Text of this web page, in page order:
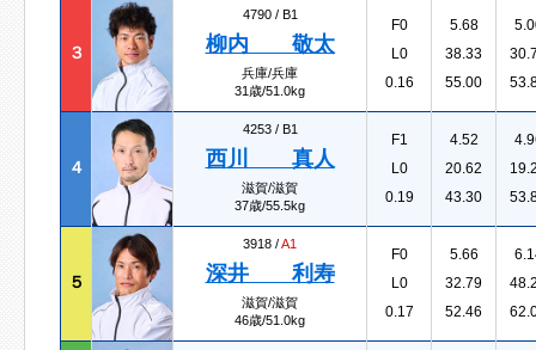
３
4790 / B1
柳内 敬太
兵庫/兵庫
31歳/51.0kg
F0
L0
0.16
5.68
38.33
55.00
４
4253 / B1
西川 真人
滋賀/滋賀
37歳/55.5kg
F1
L0
0.19
4.52
20.62
43.30
５
3918 /A1
深井 利寿
滋賀/滋賀
46歳/51.0kg
F0
L0
0.17
5.66
32.79
52.46